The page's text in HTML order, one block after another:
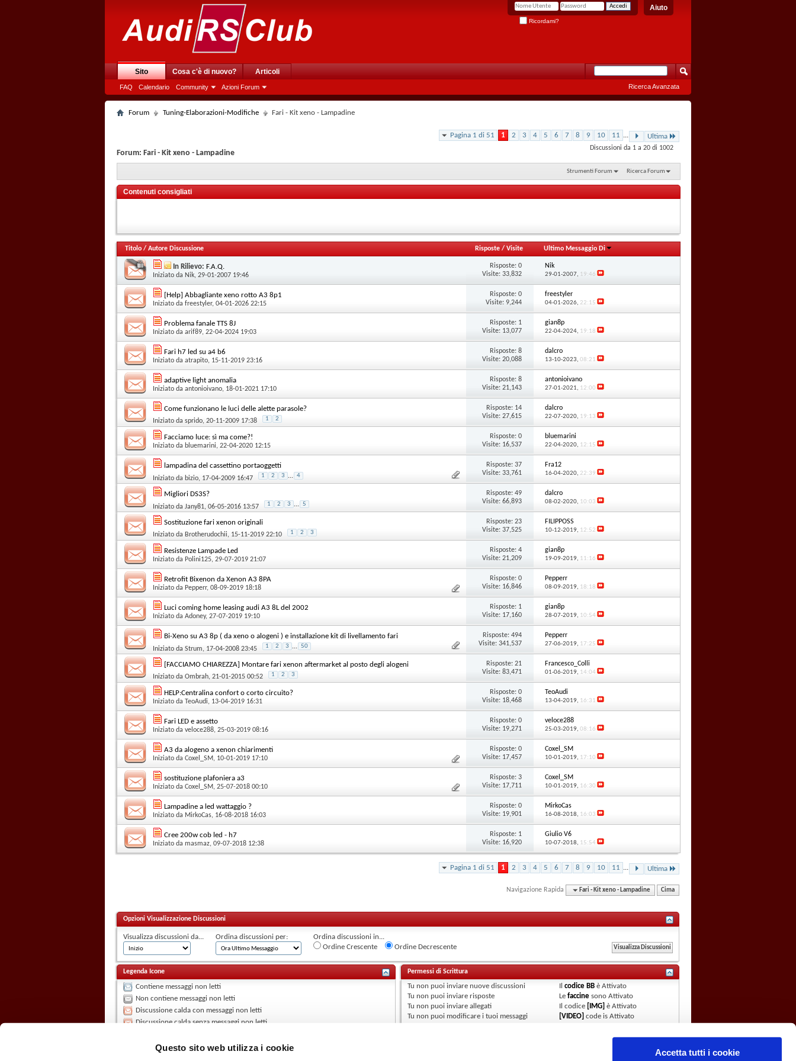
Questo sito web utilizza i cookie
Accetta tutti i cookie
Aiuto
Ricordami?
Sito
FAQ Calendario Community Azioni Forum
Cosa c'è di nuovo? Articoli
Ricerca Avanzata
Forum Tuning-Elaborazioni-Modifiche Fari - Kit xeno - Lampadine
Pagina 1 di 51 1 2 3 4 5 6 7 8 9 10 11 ... Ultima
Discussioni da 1 a 20 di 1002
Forum: Fari - Kit xeno - Lampadine
Strumenti Forum Ricerca Forum
Contenuti consigliati
Titolo / Autore Discussione Risposte /Visite Ultimo Messaggio Di
In Rilievo: F.A.Q.
Iniziato da Nik, 29-01-2007 19:46
Risposte: 0
Visite: 33,832
Nik
29-01-2007, 19:46
[Help] Abbagliante xeno rotto A3 8p1
Iniziato da freestyler, 04-01-2026 22:15
Risposte: 0
Visite: 9,244
freestyler
04-01-2026, 22:15
Problema fanale TTS 8J
Iniziato da arif89, 22-04-2024 19:03
Risposte: 1
Visite: 13,077
gian8p
22-04-2024, 19:18
Fari h7 led su a4 b6
Iniziato da atrapito, 15-11-2019 23:16
Risposte: 8
Visite: 20,088
dalcro
13-10-2023, 08:21
adaptive light anomalia
Iniziato da antonioivano, 18-01-2021 17:10
Risposte: 8
Visite: 21,143
antonioivano
27-01-2021, 12:00
Come funzionano le luci delle alette parasole?
Iniziato da sprido, 20-11-2009 17:38 1 2
Risposte: 14
Visite: 27,615
dalcro
22-07-2020, 19:13
Facciamo luce: sì ma come?!
Iniziato da bluemarini, 22-04-2020 12:15
Risposte: 0
Visite: 16,537
bluemarini
22-04-2020, 12:15
lampadina del cassettino portaoggetti
Iniziato da bizio, 17-04-2009 16:47 1 2 3 ... 4
Risposte: 37
Visite: 33,761
Fra12
16-04-2020, 22:39
Migliori DS3S?
Iniziato da Jany81, 06-05-2016 13:57 1 2 3 ... 5
Risposte: 49
Visite: 66,893
dalcro
08-02-2020, 10:03
Sostituzione fari xenon originali
Iniziato da Brotherudochii, 15-11-2019 22:10 1 2 3
Risposte: 23
Visite: 37,525
FILIPPOSS
10-12-2019, 12:52
Resistenze Lampade Led
Iniziato da Polini125, 29-07-2019 21:07
Risposte: 4
Visite: 21,209
gian8p
19-09-2019, 11:16
Retrofit Bixenon da Xenon A3 8PA
Iniziato da Pepperr, 08-09-2019 18:18
Risposte: 0
Visite: 16,846
Pepperr
08-09-2019, 18:18
Luci coming home leasing audi A3 8L del 2002
Iniziato da Adoney, 27-07-2019 19:10
Risposte: 1
Visite: 17,160
gian8p
28-07-2019, 10:54
Bi-Xeno su A3 8p ( da xeno o alogeni ) e installazione kit di livellamento fari
Iniziato da Strum, 17-04-2008 23:45 1 2 3 ... 50
Risposte: 494
Visite: 341,537
Pepperr
27-06-2019, 17:25
[FACCIAMO CHIAREZZA] Montare fari xenon aftermarket al posto degli alogeni
Iniziato da Ombrah, 21-01-2015 00:52 1 2 3
Risposte: 21
Visite: 83,471
Francesco_Colli
01-06-2019, 14:04
HELP:Centralina confort o corto circuito?
Iniziato da TeoAudi, 13-04-2019 16:31
Risposte: 0
Visite: 18,468
TeoAudi
13-04-2019, 16:31
Fari LED e assetto
Iniziato da veloce288, 25-03-2019 08:16
Risposte: 0
Visite: 19,271
veloce288
25-03-2019, 08:16
A3 da alogeno a xenon chiarimenti
Iniziato da Coxel_SM, 10-01-2019 17:10
Risposte: 0
Visite: 17,457
Coxel_SM
10-01-2019, 17:10
sostituzione plafoniera a3
Iniziato da Coxel_SM, 25-07-2018 00:10
Risposte: 3
Visite: 17,711
Coxel_SM
10-01-2019, 16:30
Lampadine a led wattaggio ?
Iniziato da MirkoCas, 16-08-2018 16:03
Risposte: 0
Visite: 19,901
MirkoCas
16-08-2018, 16:03
Cree 200w cob led - h7
Iniziato da masmaz, 09-07-2018 12:38
Risposte: 1
Visite: 16,920
Giulio V6
10-07-2018, 15:54
Pagina 1 di 51 1 2 3 4 5 6 7 8 9 10 11 ... Ultima
Navigazione Rapida Fari - Kit xeno - Lampadine Cima
Opzioni Visualizzazione Discussioni
Visualizza discussioni da... Ordina discussioni per:
Ordina discussioni in...
Ordine Crescente
Ordine Decrescente
Legenda Icone
Contiene messaggi non letti
Non contiene messaggi non letti
Discussione calda con messaggi non letti
Discussione calda senza messaggi non letti
Hai scritto in questa discussione
Permessi di Scrittura
Tu non puoiinviare nuove discussioni
Tu non puoiinviare risposte
Tu non puoiinviare allegati
Tu non puoimodificare i tuoi messaggi
Ilcodice BB èAttivato
Lefaccine sonoAttivato
Il codice [IMG] èAttivato
[VIDEO] code isAttivato
Regole del Forum